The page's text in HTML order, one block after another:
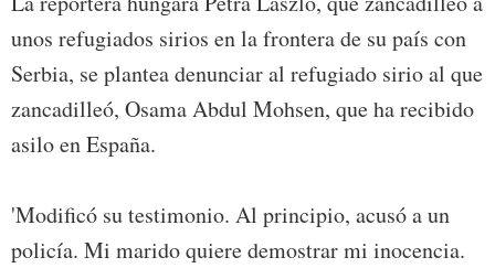
unos refugiados sirios en la frontera de su país con
Serbia, se plantea denunciar al refugiado sirio al que
zancadilleó, Osama Abdul Mohsen, que ha recibido
asilo en España.
'Modificó su testimonio. Al principio, acusó a un
policía. Mi marido quiere demostrar mi inocencia.